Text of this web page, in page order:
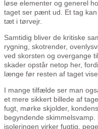
løse elementer og generel
taget ser pænt ud. Et tag
tæt i tørvejr.
Samtidig bliver de kritiske
rygning, skotrender,
ved skorsten og overgange
skader opstår netop her,
længe før resten af taget
I mange tilfælde ser man
et mere sikkert billede af
fugt, mørke skjolder,
begyndende
isoleringen virker fugtig,